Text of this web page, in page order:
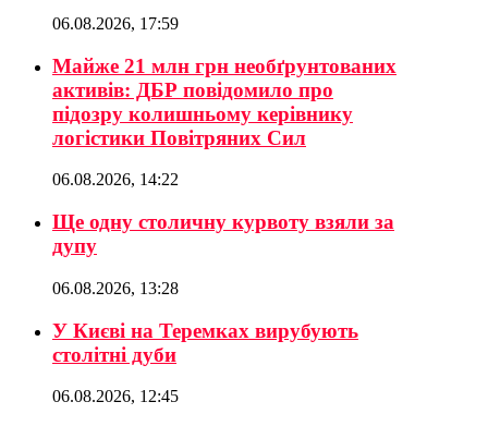
06.08.2026, 17:59
Майже 21 млн грн необґрунтованих
активів: ДБР повідомило про
підозру колишньому керівнику
логістики Повітряних Сил
06.08.2026, 14:22
Ще одну столичну курвоту взяли за
дупу
06.08.2026, 13:28
У Києві на Теремках вирубують
столітні дуби
06.08.2026, 12:45